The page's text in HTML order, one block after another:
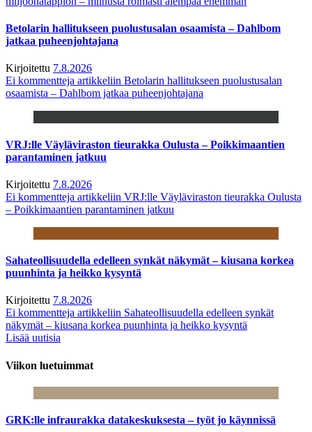
Betolarin hallitukseen puolustusalan osaamista – Dahlbom
jatkaa puheenjohtajana
Kirjoitettu 7.8.2026
Ei kommentteja artikkeliin Betolarin hallitukseen puolustusalan
osaamista – Dahlbom jatkaa puheenjohtajana
VRJ:lle Väyläviraston tieurakka Oulusta – Poikkimaantien
parantaminen jatkuu
Kirjoitettu 7.8.2026
Ei kommentteja artikkeliin VRJ:lle Väyläviraston tieurakka Oulusta
– Poikkimaantien parantaminen jatkuu
Sahateollisuudella edelleen synkät näkymät – kiusana korkea
puunhinta ja heikko kysyntä
Kirjoitettu 7.8.2026
Ei kommentteja artikkeliin Sahateollisuudella edelleen synkät
näkymät – kiusana korkea puunhinta ja heikko kysyntä
Lisää uutisia
Viikon luetuimmat
GRK:lle infraurakka datakeskuksesta – työt jo käynnissä